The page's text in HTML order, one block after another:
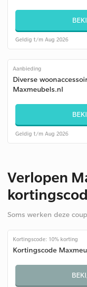
Geldig t/m Aug 2026
Aanbieding
Diverse
Maxmeubels.nl
Geldig t/m Aug 2026
Verlopen
Soms werken deze
Kortingscode: 10% korting
Kortingscode